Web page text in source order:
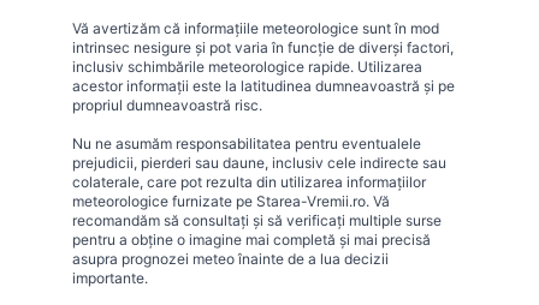
Vă avertizăm că informațiile meteorologice sunt în mod
intrinsec nesigure și pot varia în funcție de diverși factori,
inclusiv schimbările meteorologice rapide. Utilizarea
acestor informații este la latitudinea dumneavoastră și pe
propriul dumneavoastră risc.
Nu ne asumăm responsabilitatea pentru eventualele
prejudicii, pierderi sau daune, inclusiv cele indirecte sau
colaterale, care pot rezulta din utilizarea informațiilor
meteorologice furnizate pe Starea-Vremii.ro. Vă
recomandăm să consultați și să verificați multiple surse
pentru a obține o imagine mai completă și mai precisă
asupra prognozei meteo înainte de a lua decizii
importante.